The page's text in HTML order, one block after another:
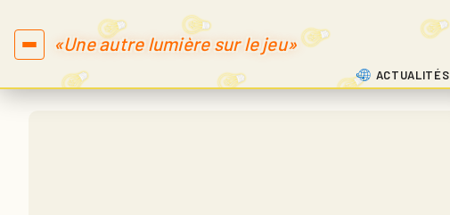
«Une autre lumière sur le jeu»
ACTUALITÉS